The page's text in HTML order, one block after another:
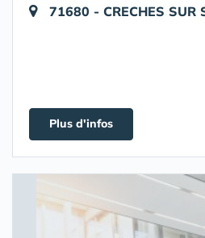
71680 - CRECHES SUR
Plus d'infos